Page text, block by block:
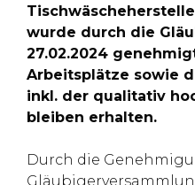
wurde durch die
27.02.2024
Arbeitsplätze sowie
inkl. der qualitativ
bleiben erhalten.
Durch die